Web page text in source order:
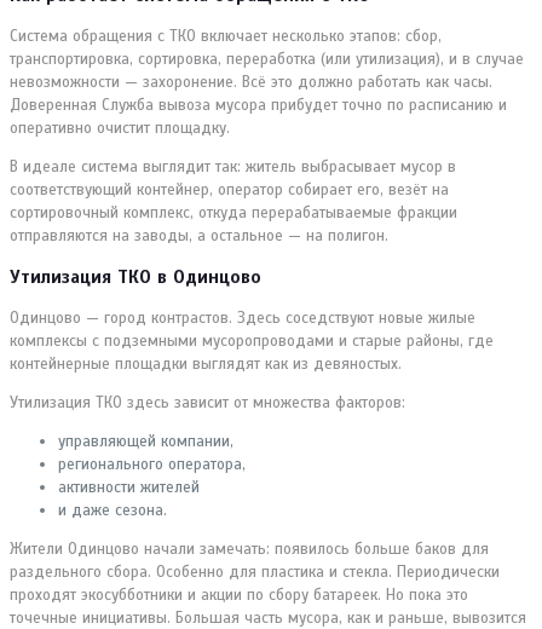
Система обращения с ТКО включает несколько этапов: сбор,
транспортировка, сортировка, переработка (или утилизация), и в случае
невозможности — захоронение. Всё это должно работать как часы.
Доверенная Служба вывоза мусора прибудет точно по расписанию и
оперативно очистит площадку.
В идеале система выглядит так: житель выбрасывает мусор в
соответствующий контейнер, оператор собирает его, везёт на
сортировочный комплекс, откуда перерабатываемые фракции
отправляются на заводы, а остальное — на полигон.
Утилизация ТКО в Одинцово
Одинцово — город контрастов. Здесь соседствуют новые жилые
комплексы с подземными мусоропроводами и старые районы, где
контейнерные площадки выглядят как из девяностых.
Утилизация ТКО здесь зависит от множества факторов:
управляющей компании,
регионального оператора,
активности жителей
и даже сезона.
Жители Одинцово начали замечать: появилось больше баков для
раздельного сбора. Особенно для пластика и стекла. Периодически
проходят экосубботники и акции по сбору батареек. Но пока это
точечные инициативы. Большая часть мусора, как и раньше, вывозится